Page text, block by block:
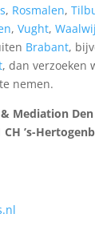
, Rosmalen,
, Vught,
Brabant,
, dan verzoeken
nemen.
Mediation Den
’s-